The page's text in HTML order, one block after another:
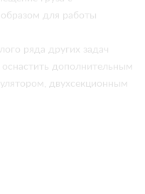
для работы
ряда других задач
дополнительным
двухсекционным